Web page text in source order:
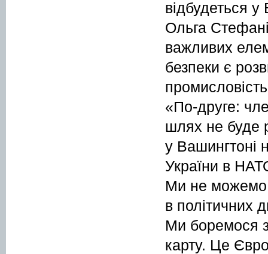
відбудеться у
Ольга
важливих
безпеки є
«По-друге:
шлях не буде
у Вашингтоні
України в
Ми не можемо
в політичних
Ми боремося
карту. Це